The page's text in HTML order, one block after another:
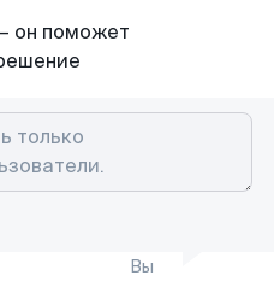
он поможет
Вы